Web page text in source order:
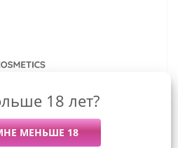
18 лет?